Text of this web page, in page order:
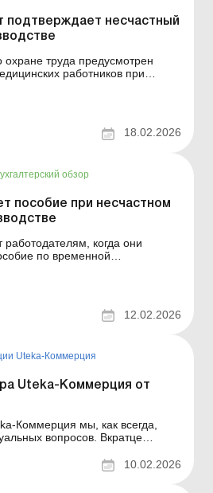
подтверждает несчастный
труда предусмотрен
работников при
случай и/или острое
(отравление) на
18.02.2026
обзор
пособие при несчастном
работодателям, когда они
по временной
случай
Пособие по
в результате
произво...
12.02.2026
Uteka-Коммерция
Uteka-Коммерция от
Коммерция мы, как всегда,
вопросов. Вкратце
Уважаемые коллеги!
с темами статей,
10.02.2026